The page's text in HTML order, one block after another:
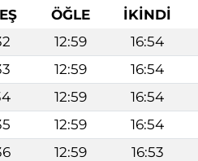
ÖĞLE İKINDI
12:59 16:54
12:59 16:54
12:59 16:54
12:59 16:54
12:59 16:53